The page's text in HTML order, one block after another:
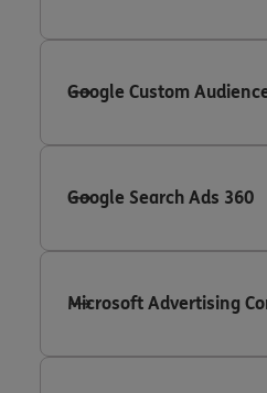
Google Custom
Google Search Ads 360
Microsoft Advertising